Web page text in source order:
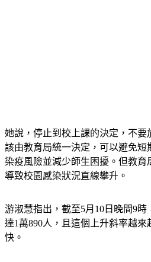
她說，停止到校上課的決定，不
該由教育局統一決定，可以避免短
染疫風險並減少師生困擾。但教育
導致校園感染狀況直線攀升。
游淑慧指出，截至5月10日晚間9
達1萬890人，且這個上升斜率越
快。